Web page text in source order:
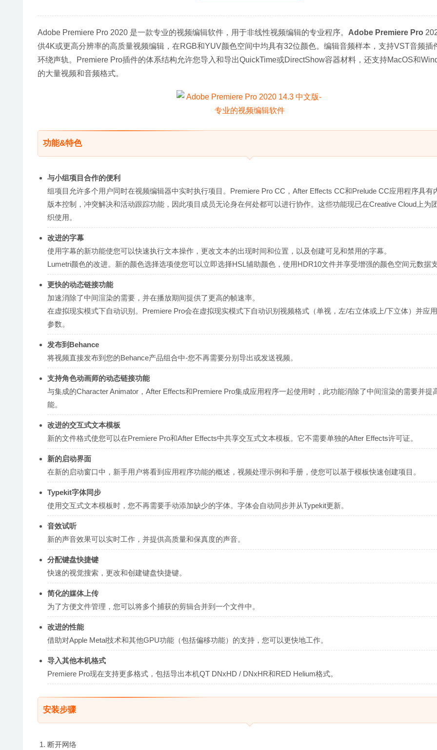
Adobe Premiere Pro 2020 是一款专业的视频编辑软件，用于非线性视频编辑的专业程序。 Adobe Premiere Pro
供4K或更高分辨率的高质量视频编辑，在RGB和YUV颜色空间中均具有32位颜色。编辑音频样本，支持VST音频插
环绕声轨。Premiere Pro插件的体系结构允许您导入和导出QuickTime或DirectShow容器材料，还支持MacOS和
的大量视频和音频格式。
功能&特色
与小组项目合作的便利
组项目允许多个用户同时在视频编辑器中实时执行项目。Premiere Pro CC，After Effects CC和Prelude CC应用程序具有
版本控制，冲突解决和活动跟踪功能，因此项目成员无论身在何处都可以进行协作。这些功能现已在Creative Cloud上为
织使用。
改进的字幕
使用字幕的新功能使您可以快速执行文本操作，更改文本的出现时间和位置，以及创建可见和禁用的字幕。
Lumetri颜色的改进。新的颜色选择选项使您可以立即选择HSL辅助颜色，使用HDR10文件并享受增强的颜色空间元数据
更快的动态链接功能
加速消除了中间渲染的需要，并在播放期间提供了更高的帧速率。
在虚拟现实模式下自动识别。Premiere Pro会在虚拟现实模式下自动识别视频格式（单视，左/右立体或上/下立体）并应
参数。
发布到Behance
将视频直接发布到您的Behance产品组合中-您不再需要分别导出或发送视频。
支持角色动画师的动态链接功能
与集成的Character Animator，After Effects和Premiere Pro集成应用程序一起使用时，此功能消除了中间渲染的需要并提
能。
改进的交互式文本模板
新的文件格式使您可以在Premiere Pro和After Effects中共享交互式文本模板。它不需要单独的After Effects许可证。
新的启动界面
在新的启动窗口中，新手用户将看到应用程序功能的概述，视频处理示例和手册，使您可以基于模板快速创建项目。
Typekit字体同步
使用交互式文本模板时，您不再需要手动添加缺少的字体。字体会自动同步并从Typekit更新。
音效试听
新的声音效果可以实时工作，并提供高质量和保真度的声音。
分配键盘快捷键
快速的视觉搜索，更改和创建键盘快捷键。
简化的媒体上传
为了方便文件管理，您可以将多个捕获的剪辑合并到一个文件中。
改进的性能
借助对Apple Metal技术和其他GPU功能（包括偏移功能）的支持，您可以更快地工作。
导入其他本机格式
Premiere Pro现在支持更多格式，包括导出本机QT DNxHD / DNxHR和RED Helium格式。
安装步骤
断开网络